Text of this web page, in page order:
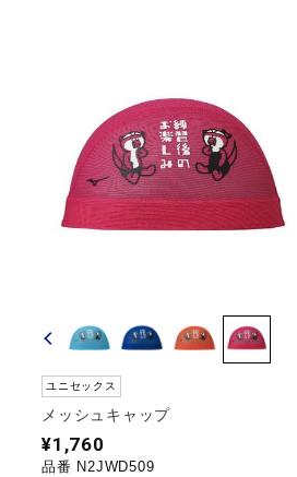
ユニセックス
メッシュキャップ
¥1,760
品番 N2JWD509